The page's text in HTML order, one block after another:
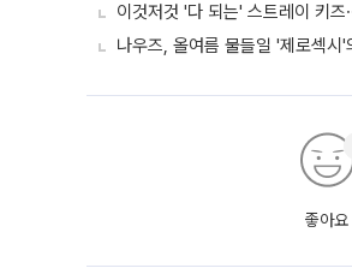
이것저것 '다 되는' 스트레이 키
나우즈, 올여름 물들일 '제로섹
좋아요